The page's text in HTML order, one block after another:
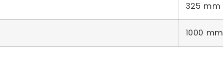
325 mm
1000 mm